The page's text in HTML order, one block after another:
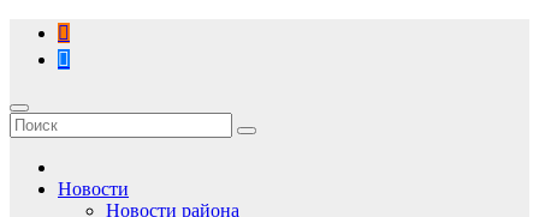
Перейти
содержимому
Новости
Новости района